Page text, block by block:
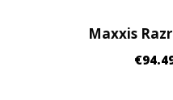
Maxxis
€